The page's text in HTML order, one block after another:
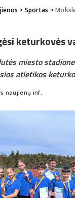
> Sportas >
keturkovės
miesto
atletikos
naujienų inf.